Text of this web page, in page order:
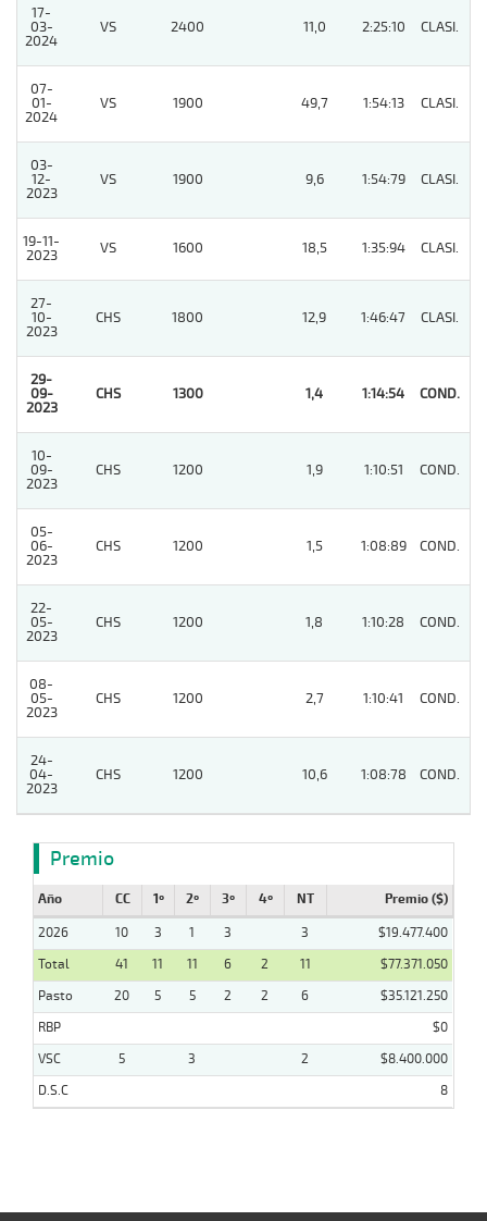
17-
03-
2024
VS 2400 11,0 2:25:10 CLASI.
07-
01-
2024
VS 1900 49,7 1:54:13 CLASI.
03-
12-
2023
VS 1900 9,6 1:54:79 CLASI.
19-11-
2023
VS 1600 18,5 1:35:94 CLASI.
27-
10-
2023
CHS 1800 12,9 1:46:47 CLASI.
29-
09-
2023
CHS 1300 1,4 1:14:54 COND.
10-
09-
2023
CHS 1200 1,9 1:10:51 COND.
05-
06-
2023
CHS 1200 1,5 1:08:89 COND.
22-
05-
2023
CHS 1200 1,8 1:10:28 COND.
08-
05-
2023
CHS 1200 2,7 1:10:41 COND.
24-
04-
2023
CHS 1200 10,6 1:08:78 COND.
Premio
Año CC 1º 2º 3º 4º NT Premio ($)
2026 10 3 1 3 3
$19.477.400
Total
41 11 11 6 2 11
$77.371.050
Pasto
20 5 5 2 2 6
$35.121.250
RBP
$0
VSC
5 3 2
$8.400.000
D.S.C
8